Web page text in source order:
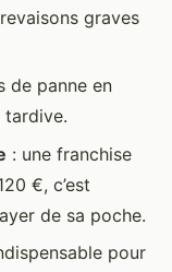
graves
de panne en
tardive.
: une franchise
€, c’est
de sa poche.
pour